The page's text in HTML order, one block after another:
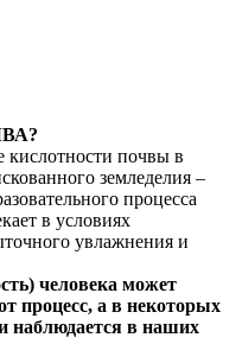
кислотности почвы в
земледелия –
процесса
в условиях
увлажнения и
человека может
процесс, а в некоторых
наблюдается в наших